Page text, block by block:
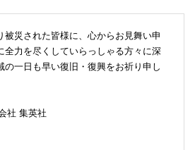
被災された皆様に、心からお見舞い申
全力を尽くしていらっしゃる方々に深
の一日も早い復旧・復興をお祈り申し
社 集英社